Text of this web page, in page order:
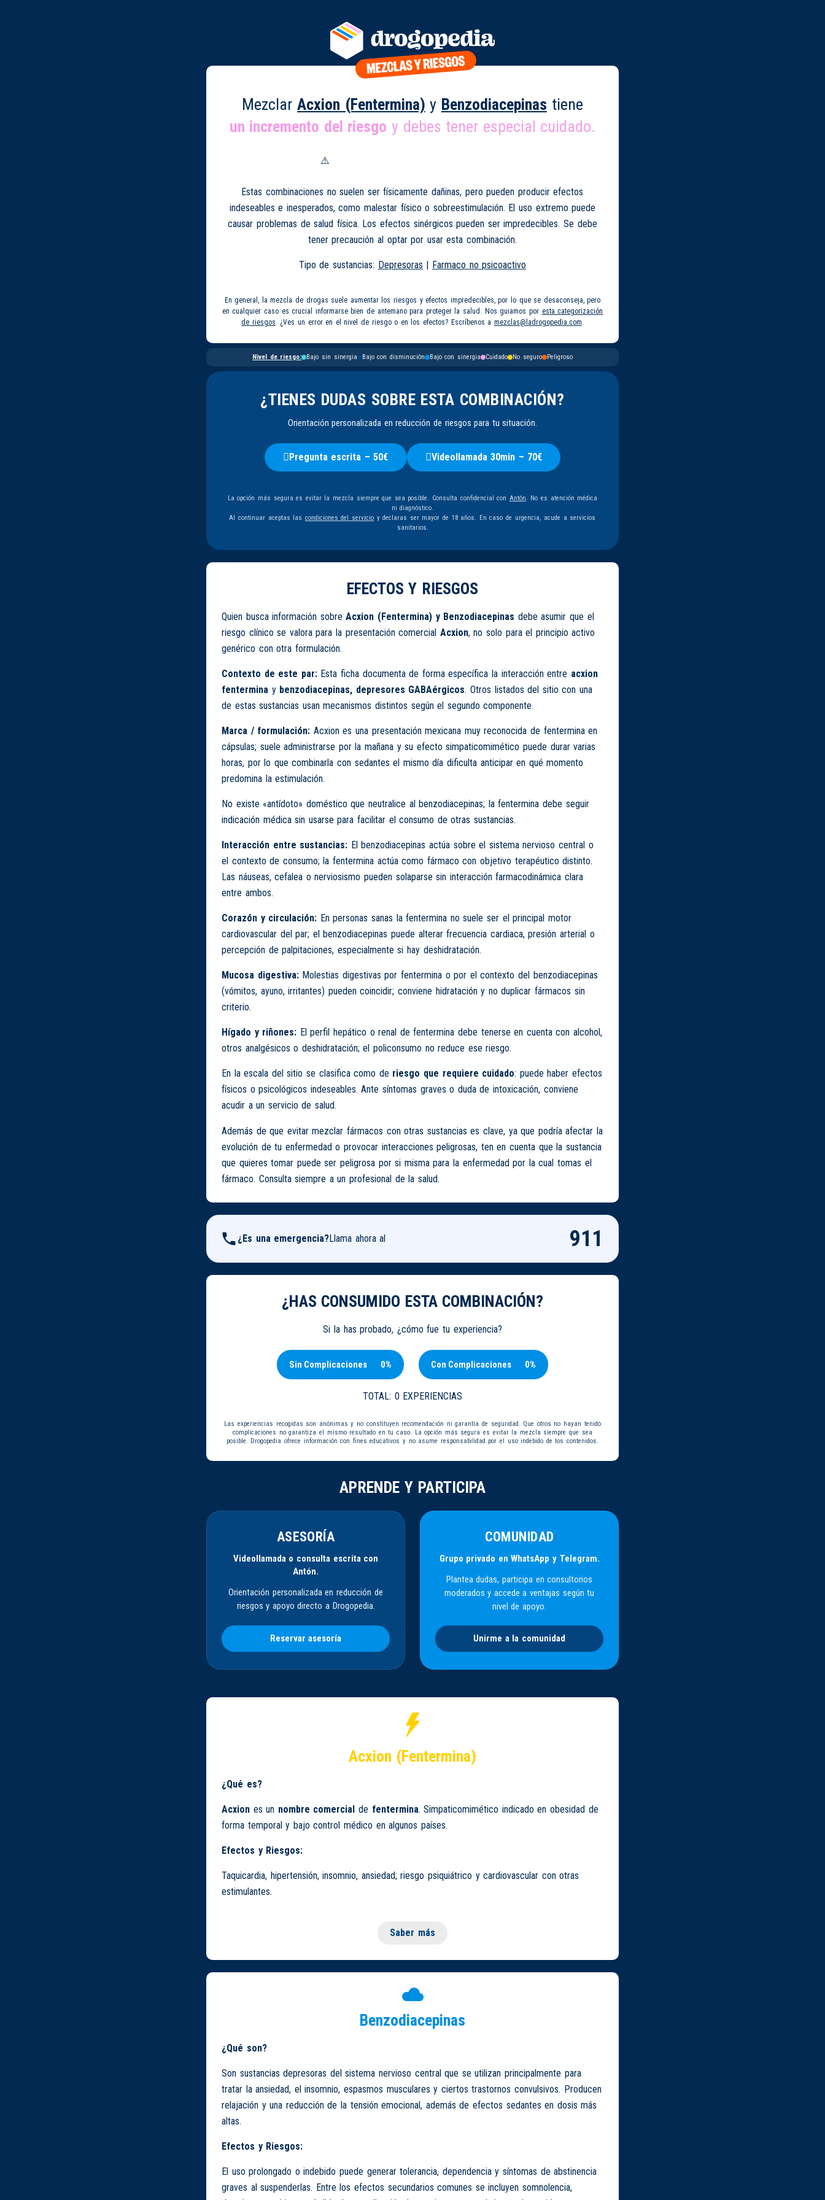
MezclarAcxion (Fentermina) y Benzodiacepinas tiene
un incremento del riesgo y debes tener especial cuidado.
Estas combinaciones no suelen ser físicamente dañinas, pero pueden producir efectos
indeseables e inesperados, como malestar físico o sobreestimulación. El uso extremo puede
causar problemas de salud física. Los efectos sinérgicos pueden ser impredecibles. Se debe
tener precaución al optar por usar esta combinación.
Tipo de sustancias: Depresoras | Farmaco no psicoactivo
En general, la mezcla de drogas suele aumentar los riesgos y efectos impredecibles, por lo que se desaconseja, pero
en cualquier caso es crucial informarse bien de antemano para proteger la salud. Nos guiamos por esta categorización
de riesgos. ¿Ves un error en el nivel de riesgo o en los efectos? Escríbenos a mezclas@ladrogopedia.com.
Nivel de riesgo: Bajo sin sinergia Bajo con disminución Bajo con sinergia Cuidado No seguro Peligroso
¿TIENES DUDAS SOBRE ESTA COMBINACIÓN?
Orientación personalizada en reducción de riesgos para tu situación.
Pregunta escrita – 50€ Videollamada 30min – 70€
La opción más segura es evitar la mezcla siempre que sea posible. Consulta confidencial con Antón. No es atención médica
ni diagnóstico.
Al continuar aceptas las condiciones del servicio y declaras ser mayor de 18 años. En caso de urgencia, acude a servicios
sanitarios.
EFECTOS Y RIESGOS
Quien busca información sobreAcxion (Fentermina) y Benzodiacepinas debe asumir que el
riesgo clínico se valora para la presentación comercial Acxion, no solo para el principio activo
genérico con otra formulación.
Contexto de este par:Esta ficha documenta de forma específica la interacción entre acxion
fentermina y benzodiacepinas, depresores GABAérgicos. Otros listados del sitio con una
de estas sustancias usan mecanismos distintos según el segundo componente.
Marca / formulación: Acxion es una presentación mexicana muy reconocida de fentermina en
cápsulas; suele administrarse por la mañana y su efecto simpaticomimético puede durar varias
horas, por lo que combinarla con sedantes el mismo día dificulta anticipar en qué momento
predomina la estimulación.
No existe «antídoto» doméstico que neutralice al benzodiacepinas; la fentermina debe seguir
indicación médica sin usarse para facilitar el consumo de otras sustancias.
Interacción entre sustancias: El benzodiacepinas actúa sobre el sistema nervioso central o
el contexto de consumo; la fentermina actúa como fármaco con objetivo terapéutico distinto.
Las náuseas, cefalea o nerviosismo pueden solaparse sin interacción farmacodinámica clara
entre ambos.
Corazón y circulación: En personas sanas la fentermina no suele ser el principal motor
cardiovascular del par; el benzodiacepinas puede alterar frecuencia cardiaca, presión arterial o
percepción de palpitaciones, especialmente si hay deshidratación.
Mucosa digestiva:Molestias digestivas por fentermina o por el contexto del benzodiacepinas
(vómitos, ayuno, irritantes) pueden coincidir; conviene hidratación y no duplicar fármacos sin
criterio.
Hígado y riñones: El perfil hepático o renal de fentermina debe tenerse en cuenta con alcohol,
otros analgésicos o deshidratación; el policonsumo no reduce ese riesgo.
En la escala del sitio se clasifica como de riesgo que requiere cuidado: puede haber efectos
físicos o psicológicos indeseables. Ante síntomas graves o duda de intoxicación, conviene
acudir a un servicio de salud.
Además de que evitar mezclar fármacos con otras sustancias es clave, ya que podría afectar la
evolución de tu enfermedad o provocar interacciones peligrosas, ten en cuenta que la sustancia
que quieres tomar puede ser peligrosa por si misma para la enfermedad por la cual tomas el
fármaco. Consulta siempre a un profesional de la salud.
¿Es una emergencia?Llama ahora al 911
¿HAS CONSUMIDO ESTA COMBINACIÓN?
Si la has probado, ¿cómo fue tu experiencia?
Sin Complicaciones 0% Con Complicaciones 0%
TOTAL: 0 EXPERIENCIAS
Las experiencias recogidas son anónimas y no constituyen recomendación ni garantía de seguridad. Que otros no hayan tenido
complicaciones no garantiza el mismo resultado en tu caso. La opción más segura es evitar la mezcla siempre que sea
posible. Drogopedia ofrece información con fines educativos y no asume responsabilidad por el uso indebido de los contenidos.
APRENDE Y PARTICIPA
ASESORÍA
Videollamada o consulta escrita con
Antón.
Orientación personalizada en reducción de
riesgos y apoyo directo a Drogopedia.
Reservar asesoría
COMUNIDAD
Grupo privado en WhatsApp y Telegram.
Plantea dudas, participa en consultorios
moderados y accede a ventajas según tu
nivel de apoyo.
Unirme a la comunidad
Acxion (Fentermina)
¿Qué es?
Acxion es un nombre comercial de fentermina. Simpaticomimético indicado en obesidad de
forma temporal y bajo control médico en algunos países.
Efectos y Riesgos:
Taquicardia, hipertensión, insomnio, ansiedad; riesgo psiquiátrico y cardiovascular con otras
estimulantes.
Saber más
Benzodiacepinas
¿Qué son?
Son sustancias depresoras del sistema nervioso central que se utilizan principalmente para
tratar la ansiedad, el insomnio, espasmos musculares y ciertos trastornos convulsivos. Producen
relajación y una reducción de la tensión emocional, además de efectos sedantes en dosis más
altas.
Efectos y Riesgos:
El uso prolongado o indebido puede generar tolerancia, dependencia y síntomas de abstinencia
graves al suspenderlas. Entre los efectos secundarios comunes se incluyen somnolencia,